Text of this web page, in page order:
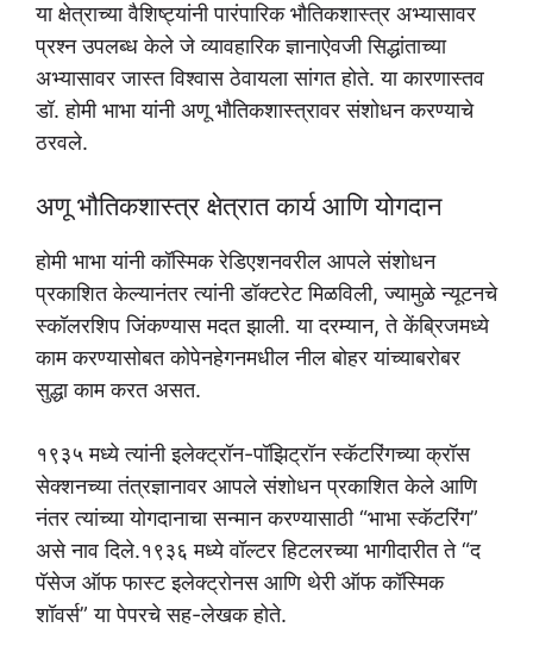
या क्षेत्राच्या वैशिष्ट्यांनी पारंपारिक भौतिकशास्त्र अभ्यासावर
प्रश्न उपलब्ध केले जे व्यावहारिक ज्ञानाऐवजी सिद्धांताच्या
अभ्यासावर जास्त विश्वास ठेवायला सांगत होते. या कारणास्तव
डॉ. होमी भाभा यांनी अणू भौतिकशास्त्रावर संशोधन करण्याचे
ठरवले.
अणू भौतिकशास्त्र क्षेत्रात कार्य आणि योगदान
होमी भाभा यांनी कॉस्मिक रेडिएशनवरील आपले संशोधन
प्रकाशित केल्यानंतर त्यांनी डॉक्टरेट मिळविली, ज्यामुळे न्यूटनचे
स्कॉलरशिप जिंकण्यास मदत झाली. या दरम्यान, ते केंब्रिजमध्ये
काम करण्यासोबत कोपेनहेगनमधील नील बोहर यांच्याबरोबर
सुद्धा काम करत असत.
१९३५ मध्ये त्यांनी इलेक्ट्रॉन-पॉझिट्रॉन स्कॅटरिंगच्या क्रॉस
सेक्शनच्या तंत्रज्ञानावर आपले संशोधन प्रकाशित केले आणि
नंतर त्यांच्या योगदानाचा सन्मान करण्यासाठी “भाभा स्कॅटरिंग”
असे नाव दिले.१९३६ मध्ये वॉल्टर हिटलरच्या भागीदारीत ते “द
पॅसेज ऑफ फास्ट इलेक्ट्रोनस आणि थेरी ऑफ कॉस्मिक
शॉवर्स” या पेपरचे सह-लेखक होते.